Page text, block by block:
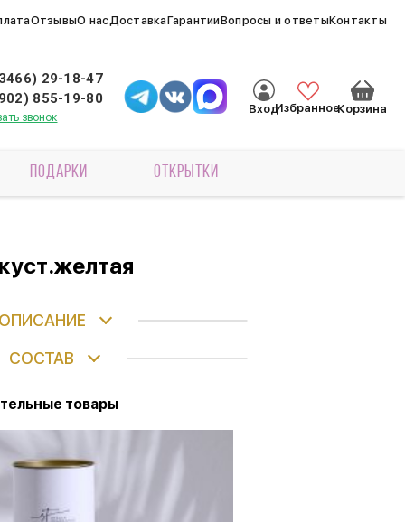
ОтзывыО насДоставкаГарантииВопросы и ответыКонтакты
29-18-47
855-19-80
звонок
ВходИзбранноеКорзина
ПОДАРКИ ОТКРЫТКИ
ОПИСАНИЕ
СОСТАВ
товары